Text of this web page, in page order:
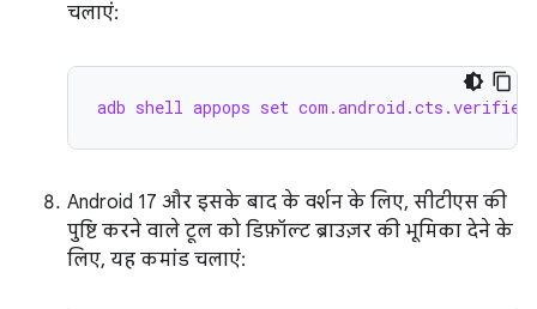
चलाएं:
adb shell appops set com.android.cts.verifier
Android 17 और इसके बाद के वर्शन के लिए, सीटीएस की
पुष्टि करने वाले टूल को डिफ़ॉल्ट ब्राउज़र की भूमिका देने के
लिए, यह कमांड चलाएं: